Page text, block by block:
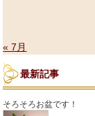
« 7月
最新記事
そろそろお盆です！